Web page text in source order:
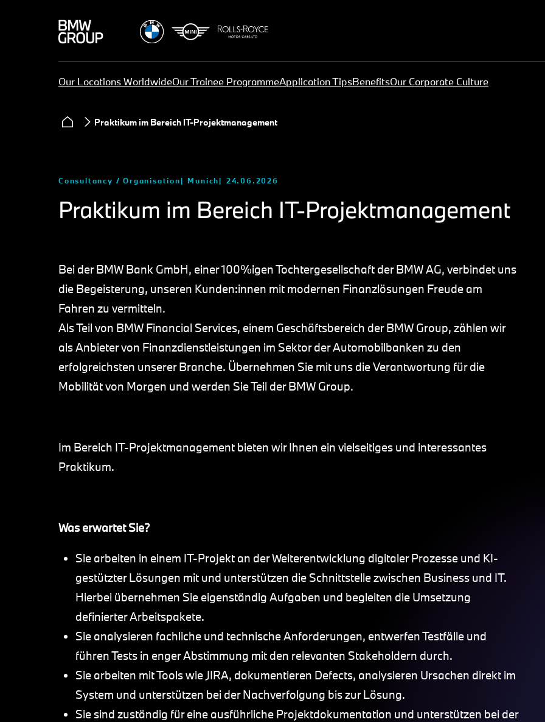
Our Locations WorldwideOur Trainee ProgrammeApplication TipsBenefitsOur Corporate Culture
Praktikum im Bereich IT-Projektmanagement
Consultancy / Organisation Munich 24.06.2026
Praktikum im Bereich IT-Projektmanagement
Bei der BMW Bank GmbH, einer 100%igen Tochtergesellschaft der BMW AG, verbindet uns
die Begeisterung, unseren Kunden:innen mit modernen Finanzlösungen Freude am
Fahren zu vermitteln.
Als Teil von BMW Financial Services, einem Geschäftsbereich der BMW Group, zählen wir
als Anbieter von Finanzdienstleistungen im Sektor der Automobilbanken zu den
erfolgreichsten unserer Branche. Übernehmen Sie mit uns die Verantwortung für die
Mobilität von Morgen und werden Sie Teil der BMW Group.
Im Bereich IT-Projektmanagement bieten wir Ihnen ein vielseitiges und interessantes
Praktikum.
Was erwartet Sie?
Sie arbeiten in einem IT-Projekt an der Weiterentwicklung digitaler Prozesse und KI-
gestützter Lösungen mit und unterstützen die Schnittstelle zwischen Business und IT.
Hierbei übernehmen Sie eigenständig Aufgaben und begleiten die Umsetzung
definierter Arbeitspakete.
Sie analysieren fachliche und technische Anforderungen, entwerfen Testfälle und
führen Tests in enger Abstimmung mit den relevanten Stakeholdern durch.
Sie arbeiten mit Tools wie JIRA, dokumentieren Defects, analysieren Ursachen direkt im
System und unterstützen bei der Nachverfolgung bis zur Lösung.
Sie sind zuständig für eine ausführliche Projektdokumentation und unterstützen bei der